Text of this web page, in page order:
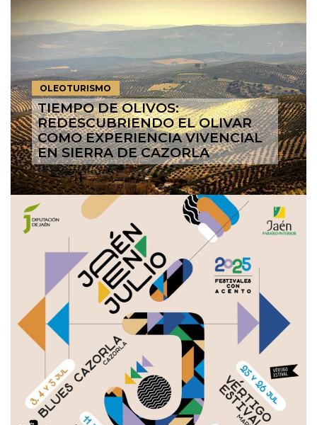
OLEOTURISMO
TIEMPO DE OLIVOS:
REDESCUBRIENDO EL OLIVAR
COMO EXPERIENCIA VIVENCIAL
EN SIERRA DE CAZORLA